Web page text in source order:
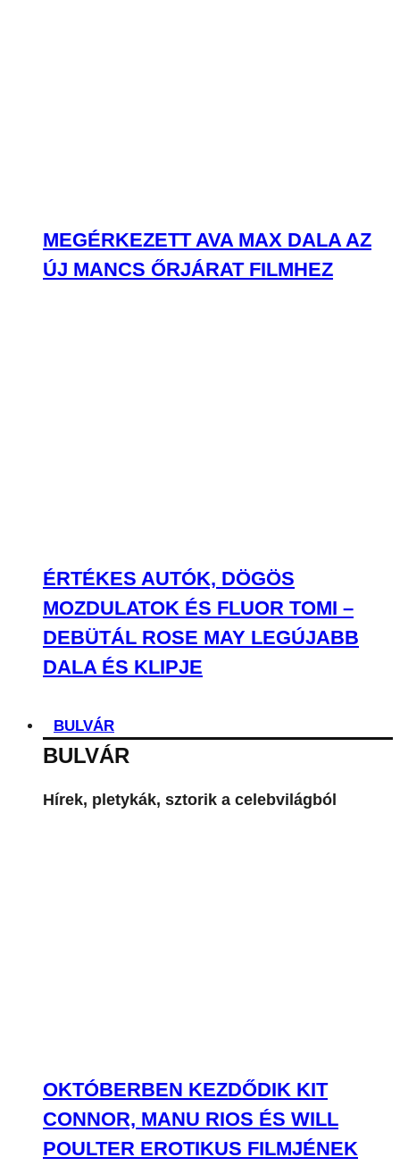
MEGÉRKEZETT AVA MAX DALA AZ
ÚJ MANCS ŐRJÁRAT FILMHEZ
ÉRTÉKES AUTÓK, DÖGÖS
MOZDULATOK ÉS FLUOR TOMI –
DEBÜTÁL ROSE MAY LEGÚJABB
DALA ÉS KLIPJE
BULVÁR
BULVÁR
Hírek, pletykák, sztorik a celebvilágból
OKTÓBERBEN KEZDŐDIK KIT
CONNOR, MANU RIOS ÉS WILL
POULTER EROTIKUS FILMJÉNEK